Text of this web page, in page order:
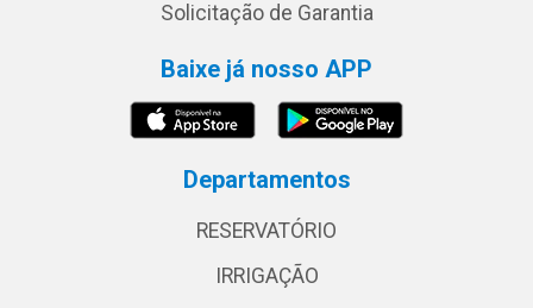
Solicitação de Garantia
Baixe já nosso APP
Departamentos
RESERVATÓRIO
IRRIGAÇÃO